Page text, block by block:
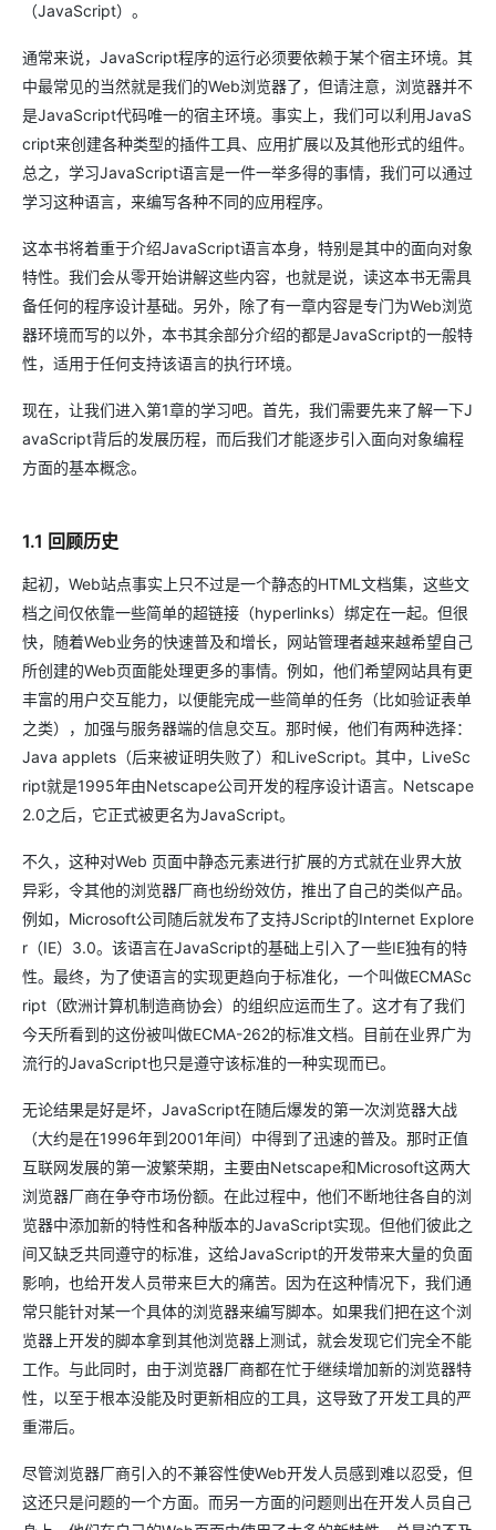
（JavaScript）。
通常来说，JavaScript程序的运行必须要依赖于某个宿主环境。其
中最常见的当然就是我们的Web浏览器了，但请注意，浏览器并不
是JavaScript代码唯一的宿主环境。事实上，我们可以利用JavaS
cript来创建各种类型的插件工具、应用扩展以及其他形式的组件。
总之，学习JavaScript语言是一件一举多得的事情，我们可以通过
学习这种语言，来编写各种不同的应用程序。
这本书将着重于介绍JavaScript语言本身，特别是其中的面向对象
特性。我们会从零开始讲解这些内容，也就是说，读这本书无需具
备任何的程序设计基础。另外，除了有一章内容是专门为Web浏览
器环境而写的以外，本书其余部分介绍的都是JavaScript的一般特
性，适用于任何支持该语言的执行环境。
现在，让我们进入第1章的学习吧。首先，我们需要先来了解一下J
avaScript背后的发展历程，而后我们才能逐步引入面向对象编程
方面的基本概念。
1.1 回顾历史
起初，Web站点事实上只不过是一个静态的HTML文档集，这些文
档之间仅依靠一些简单的超链接（hyperlinks）绑定在一起。但很
快，随着Web业务的快速普及和增长，网站管理者越来越希望自己
所创建的Web页面能处理更多的事情。例如，他们希望网站具有更
丰富的用户交互能力，以便能完成一些简单的任务（比如验证表单
之类），加强与服务器端的信息交互。那时候，他们有两种选择：
Java applets（后来被证明失败了）和LiveScript。其中，LiveSc
ript就是1995年由Netscape公司开发的程序设计语言。Netscape
2.0之后，它正式被更名为JavaScript。
不久，这种对Web 页面中静态元素进行扩展的方式就在业界大放
异彩，令其他的浏览器厂商也纷纷效仿，推出了自己的类似产品。
例如，Microsoft公司随后就发布了支持JScript的Internet Explore
r（IE）3.0。该语言在JavaScript的基础上引入了一些IE独有的特
性。最终，为了使语言的实现更趋向于标准化，一个叫做ECMASc
ript（欧洲计算机制造商协会）的组织应运而生了。这才有了我们
今天所看到的这份被叫做ECMA-262的标准文档。目前在业界广为
流行的JavaScript也只是遵守该标准的一种实现而已。
无论结果是好是坏，JavaScript在随后爆发的第一次浏览器大战
（大约是在1996年到2001年间）中得到了迅速的普及。那时正值
互联网发展的第一波繁荣期，主要由Netscape和Microsoft这两大
浏览器厂商在争夺市场份额。在此过程中，他们不断地往各自的浏
览器中添加新的特性和各种版本的JavaScript实现。但他们彼此之
间又缺乏共同遵守的标准，这给JavaScript的开发带来大量的负面
影响，也给开发人员带来巨大的痛苦。因为在这种情况下，我们通
常只能针对某一个具体的浏览器来编写脚本。如果我们把在这个浏
览器上开发的脚本拿到其他浏览器上测试，就会发现它们完全不能
工作。与此同时，由于浏览器厂商都在忙于继续增加新的浏览器特
性，以至于根本没能及时更新相应的工具，这导致了开发工具的严
重滞后。
尽管浏览器厂商引入的不兼容性使Web开发人员感到难以忍受，但
这还只是问题的一个方面。而另一方面的问题则出在开发人员自己